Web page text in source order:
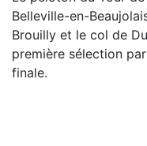
Belleville-en-
Brouilly et le col de
première sélection
finale.